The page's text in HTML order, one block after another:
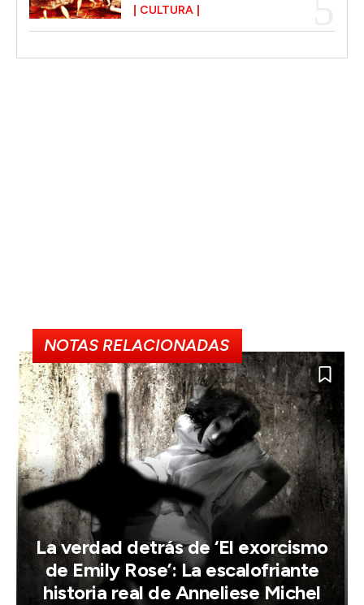
CULTURA
NOTAS RELACIONADAS
La verdad detrás de ‘El exorcismo
de Emily Rose’: La escalofriante
historia real de Anneliese Michel